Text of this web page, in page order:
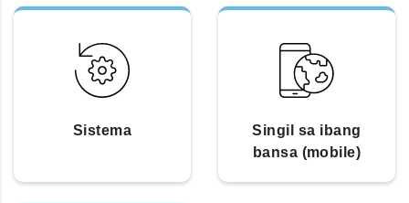
Sistema
Singil sa ibang
bansa (mobile)